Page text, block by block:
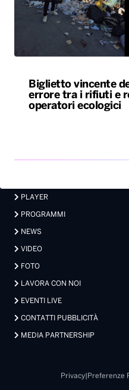
Biglietto vincente
errore tra i rifiuti e
operatori ecologici
PLAYER
PROGRAMMI
NEWS
VIDEO
FOTO
LAVORA CON NOI
EVENTI LIVE
CONTATTI PUBBLICITÀ
MEDIA PARTNERSHIP
Privacy| Preferenze